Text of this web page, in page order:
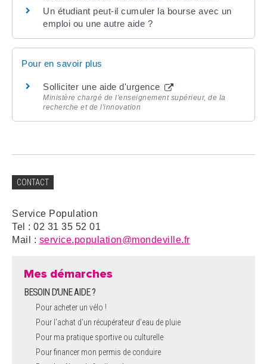
Un étudiant peut-il cumuler la bourse avec un
emploi ou une autre aide ?
Pour en savoir plus
Solliciter une aide d'urgence
Ministère chargé de l'enseignement supérieur, de la
recherche et de l'innovation
CONTACT
Service Population
Tel : 02 31 35 52 01
Mail : service.population@mondeville.fr
Mes démarches
BESOIN D'UNE AIDE ?
Pour acheter un vélo !
Pour l'achat d’un récupérateur d’eau de pluie
Pour ma pratique sportive ou culturelle
Pour financer mon permis de conduire